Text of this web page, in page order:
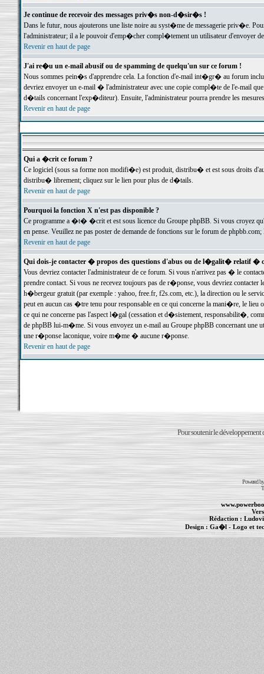
Je continue de recevoir des messages priv�s non-d�sir�s !
Dans le futur, nous ajouterons une liste noire au syst�me de messagerie priv�e.
l'administrateur; il a le pouvoir d'emp�cher compl�tement un utilisateur d'envoyer
Revenir en haut de page
J'ai re�u un e-mail abusif ou de spamming de quelqu'un sur ce forum !
Nous sommes pein�s d'apprendre cela. La fonction d'e-mail int�gr� au forum inclut
devriez envoyer un e-mail � l'administrateur avec une copie compl�te de l'e-mail
d�tails concernant l'exp�diteur). Ensuite, l'administrateur pourra prendre les
Revenir en haut de page
Qui a �crit ce forum ?
Ce logiciel (sous sa forme non modifi�e) est produit, distribu� et est sous droits
distribu� librement; cliquez sur le lien pour plus de d�tails.
Revenir en haut de page
Pourquoi la fonction X n'est pas disponible ?
Ce programme a �t� �crit et est sous licence du Groupe phpBB. Si vous croyez
en pense. Veuillez ne pas poster de demande de fonctions sur le forum de
Revenir en haut de page
Qui dois-je contacter � propos des questions d'abus ou de l�galit� relatif �
Vous devriez contacter l'administrateur de ce forum. Si vous n'arrivez pas � le
prendre contact. Si vous ne recevez toujours pas de r�ponse, vous devriez
h�bergeur gratuit (par exemple : yahoo, free.fr, f2s.com, etc.), la direction ou le
peut en aucun cas �tre tenu pour responsable en ce qui concerne la mani�re, le
ce qui ne concerne pas l'aspect l�gal (cessation et d�sistement, responsabilit�,
de phpBB lui-m�me. Si vous envoyez un e-mail au Groupe phpBB concernant une
une r�ponse laconique, voire m�me � aucune r�ponse.
Revenir en haut de page
Pour soutenir le développement
Powered
Rédaction :
Design :Ga�l- Logo et
Informations :